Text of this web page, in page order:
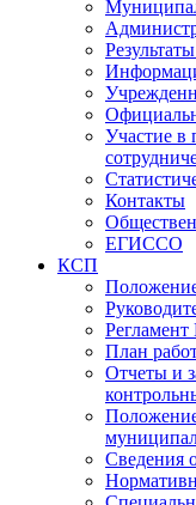
Участие в
Контакты
ЕГИССО
КСП
План
Отчеты и
Сведения